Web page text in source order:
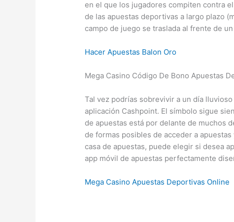
en el que los jugadores compiten contra
de las apuestas deportivas a largo plazo
campo de juego se traslada al frente de
Hacer Apuestas Balon Oro
Mega Casino Código De Bono Apuestas
Tal vez podrías sobrevivir a un día
aplicación Cashpoint. El símbolo sigue
de apuestas está por delante de muchos
de formas posibles de acceder a
casa de apuestas, puede elegir si desea
app móvil de apuestas perfectamente
Mega Casino Apuestas Deportivas Online